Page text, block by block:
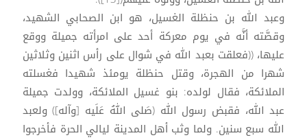
وعبد الله بن حنظلة الغسيل، هو ابن الصحابي الشهيد،
وقصَّته أنَّه في يوم معركة أحد على امرأته جميلة ووقع
عليها، ((فعلقت بعبد الله في شوال على رأس اثنين وثلاثين
شهرا من الهجرة، وقتل حنظلة يومئذ شهيدا فغسلته
الملائكة، فقال لولده: بنو غسيل الملائكة، وولدت جميلة
عبد الله، فقبض رسول الله (صَلى اللهُ عَلَيه [وآله]) ولعبد
الله سبع سنين. ولما وثب أهل المدينة ليالي الحرة فأخرجوا